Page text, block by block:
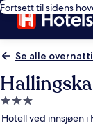
Fortsett til sidens
Se alle
Overnattingssted
med
Hotell ved innsjøen i